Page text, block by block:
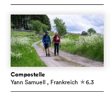
Compostelle
Yann Samuell , Frankreich c6.3